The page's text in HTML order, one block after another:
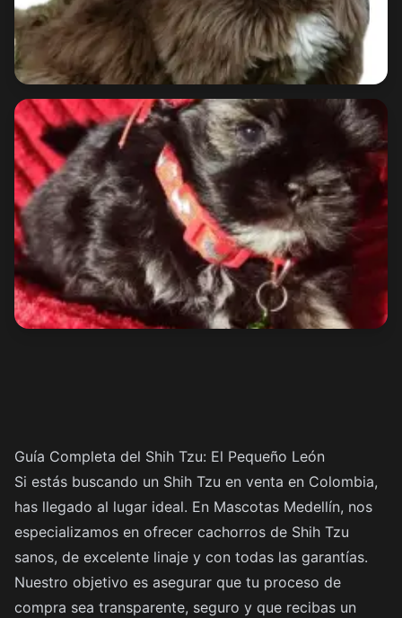
Guía Completa del Shih Tzu: El Pequeño León
Si estás buscando un Shih Tzu en venta en Colombia,
has llegado al lugar ideal. En Mascotas Medellín, nos
especializamos en ofrecer cachorros de Shih Tzu
sanos, de excelente linaje y con todas las garantías.
Nuestro objetivo es asegurar que tu proceso de
compra sea transparente, seguro y que recibas un